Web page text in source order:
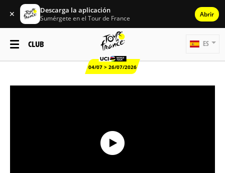
✕ Descarga la aplicación
Sumérgete en el Tour de France Abrir
CLUB
04/07 > 26/07/2026
ES